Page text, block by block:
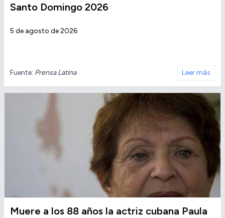
Santo Domingo 2026
5 de agosto de 2026
Fuente: Prensa Latina Leer más
Muere a los 88 años la actriz cubana Paula